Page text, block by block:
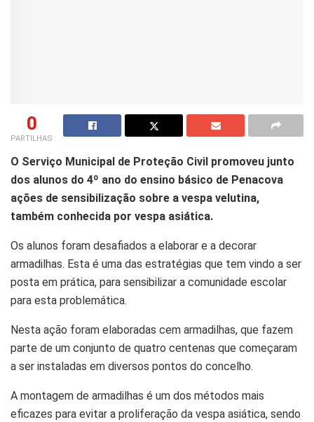
0
PARTILHAS
O Serviço Municipal de Proteção Civil promoveu junto
dos alunos do 4º ano do ensino básico de Penacova
ações de sensibilização sobre a vespa velutina,
também conhecida por vespa asiática.
Os alunos foram desafiados a elaborar e a decorar
armadilhas. Esta é uma das estratégias que tem vindo a ser
posta em prática, para sensibilizar a comunidade escolar
para esta problemática.
Nesta ação foram elaboradas cem armadilhas, que fazem
parte de um conjunto de quatro centenas que começaram
a ser instaladas em diversos pontos do concelho.
A montagem de armadilhas é um dos métodos mais
eficazes para evitar a proliferação da vespa asiática, sendo